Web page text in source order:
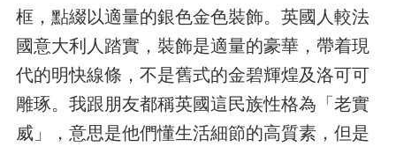
框，點綴以適量的銀色金色裝飾。英國人較法
國意大利人踏實，裝飾是適量的豪華，帶着現
代的明快線條，不是舊式的金碧輝煌及洛可可
雕琢。我跟朋友都稱英國這民族性格為「老實
威」，意思是他們懂生活細節的高質素，但是